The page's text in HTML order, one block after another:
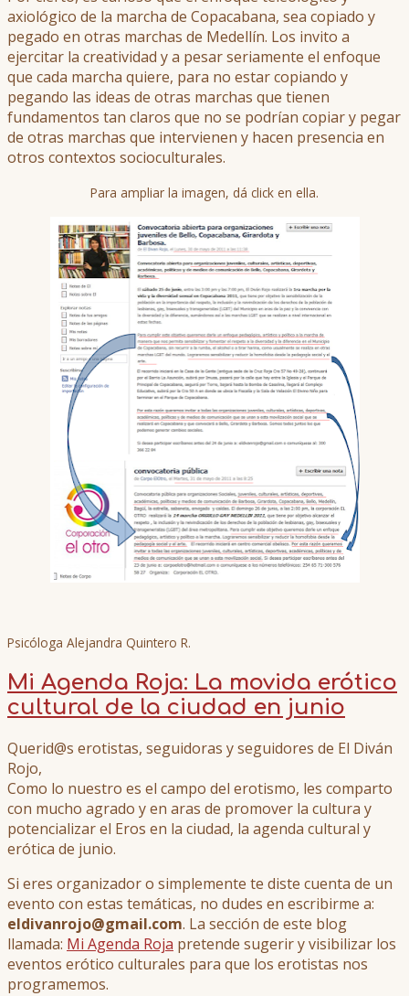
axiológico de la marcha de Copacabana, sea copiado y
pegado en otras marchas de Medellín. Los invito a
ejercitar la creatividad y a pesar seriamente el enfoque
que cada marcha quiere, para no estar copiando y
pegando las ideas de otras marchas que tienen
fundamentos tan claros que no se podrían copiar y pegar
de otras marchas que intervienen y hacen presencia en
otros contextos socioculturales.
Para ampliar la imagen, dá click en ella.
Psicóloga Alejandra Quintero R.
Mi Agenda Roja: La movida erótico
cultural de la ciudad en junio
Querid@s erotistas, seguidoras y seguidores de El Diván
Rojo,
Como lo nuestro es el campo del erotismo, les comparto
con mucho agrado y en aras de promover la cultura y
potencializar el Eros en la ciudad, la agenda cultural y
erótica de junio.
Si eres organizador o simplemente te diste cuenta de un
evento con estas temáticas, no dudes en escribirme a:
eldivanrojo@gmail.com. La sección de este blog
llamada: Mi Agenda Roja pretende sugerir y visibilizar los
eventos erótico culturales para que los erotistas nos
programemos.